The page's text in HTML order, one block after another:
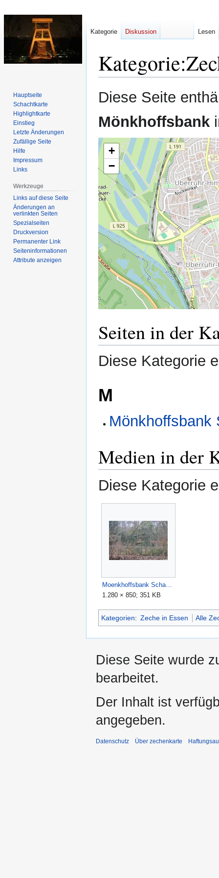
Kategorie:
Zur
Navigation
Zur
Suche
Diese Seite
Mönkhoffsbank
+
−
Seiten in der
Diese Kategorie
M
Mönkhoffsbank
Medien in der
Diese Kategorie
1.280 × 850; 351 KB
Kategorien: Zeche in Essen Alle
Kategorie Diskussion Lesen
Hauptseite
Schachtkarte
Highlightkarte
Einstieg
Letzte Änderungen
Zufällige Seite
Hilfe
Impressum
Links
Werkzeuge
Links auf diese Seite
Änderungen an
verlinkten Seiten
Spezialseiten
Druckversion
Permanenter Link
Seiten­­informationen
Attribute anzeigen
Diese Seite wurde
bearbeitet.
Der Inhalt ist
angegeben.
Datenschutz Über zechenkarte